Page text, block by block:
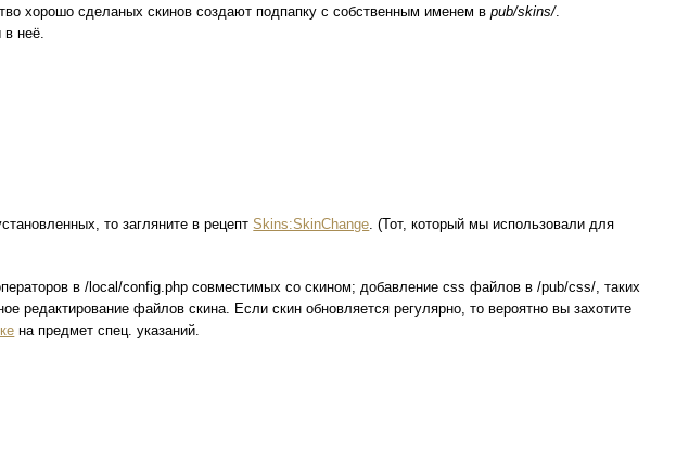
хорошо сделаных скинов создают подпапку с собственным именем вpub/skins/.
в неё.
то загляните в рецептSkins:SkinChange . (Тот, который мы использовали для
в /local/config.php совместимых со скином; добавление css файлов в /pub/css/, таких
редактирование файлов скина. Если скин обновляется регулярно, то вероятно вы захотите
на предмет спец. указаний.